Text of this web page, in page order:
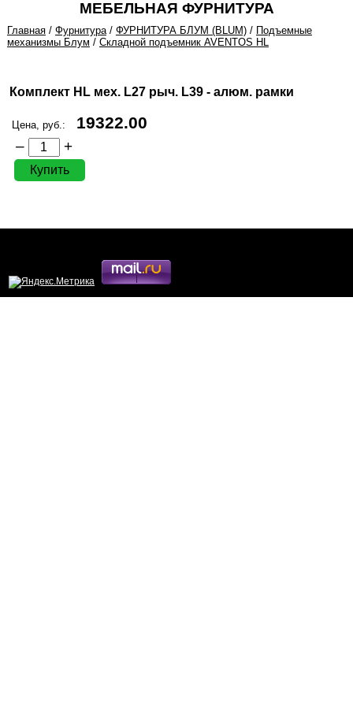
МЕБЕЛЬНАЯ ФУРНИТУРА
Главная/ Фурнитура/ ФУРНИТУРА БЛУМ (BLUM)/ Подъемные
механизмы Блум / Складной подъемник AVENTOS HL
Комплект HL мех. L27 рыч. L39 - алюм. рамки
Цена, руб.: 19322.00
– +